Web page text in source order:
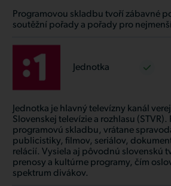
Programovou skladbu tvoří zábavné
soutěžní pořady a pořady pro
Jednotka
Jednotka je hlavný televízny kanál
Slovenskej televízie a rozhlasu (STVR).
programovú skladbu, vrátane
publicistiky, filmov, seriálov,
relácií. Vysiela aj pôvodnú slovenskú
prenosy a kultúrne programy, čím
spektrum divákov.